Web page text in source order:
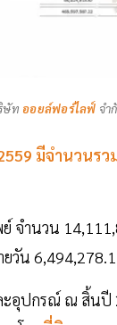
ษัท ออยล์ฟอร์ไลฟ์ จำ
มีจำนวนรว
จำนวน
ยวัน
อุปกรณ์ ณ สิ้นปี